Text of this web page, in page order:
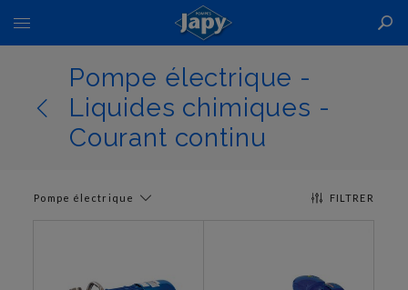
Basculer
la
navigationPompe électrique -
Liquides chimiques -
Courant continu
FILTRER
Pompe électrique